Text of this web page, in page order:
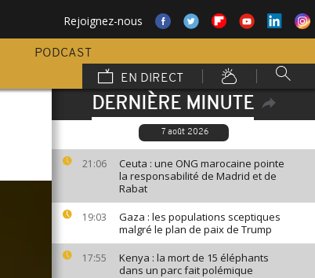
Rejoignez-nous
PODCAST
EN DIRECT
DERNIÈRE MINUTE
7 août 2026
21:06
Ceuta : une ONG marocaine pointe
la responsabilité de Madrid et de
Rabat
19:03
Gaza : les populations sceptiques
malgré le plan de paix de Trump
17:55
Kenya : la mort de 15 éléphants
dans un parc fait polémique